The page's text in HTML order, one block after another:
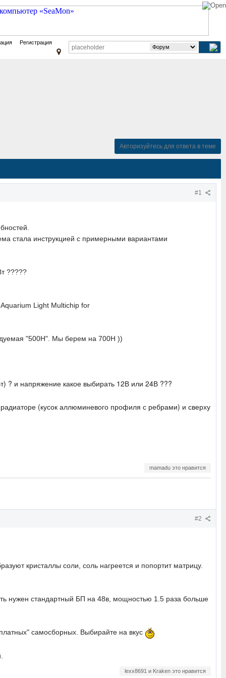
Регистрация
Авторизуйтесь для ответа в теме
#1
стала инструкцией с примерными вариантами
?????
Light Multichip for
"500H". Мы берем на 700Н ))
? и напряжение какое выбирать 12В или 24В ???
(кусок аллюминевого профиля с ребрами) и сверху
mamadu это нравится
#2
кристаллы соли, соль нагреется и попортит матрицу.
нужен стандартный БП на 48в, мощностью 1.5 раза больше
самосборных. Выбирайте на вкус
lexx8691 и Kraken это нравится